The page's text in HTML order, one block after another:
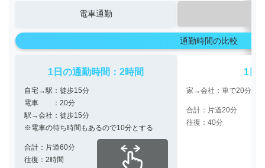
電車通勤
通勤時間の比較
1日の通勤時間：2時間
自宅→駅：徒歩15分
電車 ：20分
駅→会社：徒歩15分
※電車の待ち時間もあるので10分とする
合計：片道60分
往復：2時間
1日
家→会社：車で20分
合計：片道20分
往復：40分